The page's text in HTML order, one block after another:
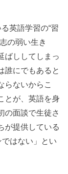
英語学習の“習
の弱い生き
ばししてしまっ
誰にでもあると
らないからこ
とが、英語を身
の面談で生徒さ
が提供している
ではない」とい